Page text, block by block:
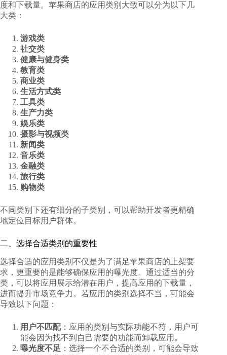
度和下载量。苹果商店的应用类别大致可以分为以下几
大类：
游戏类
社交类
健康与健身类
教育类
商业类
生活方式类
工具类
生产力类
娱乐类
摄影与视频类
新闻类
音乐类
金融类
旅行类
购物类
不同类别下还有细分的子类别，可以帮助开发者更精确
地定位目标用户群体。
二、选择合适类别的重要性
选择合适的应用类别不仅是为了满足苹果商店的上架要
求，更重要的是能够确保应用的曝光度。通过适当的分
类，可以将应用展示给潜在用户，提高应用的下载量，
进而提升市场竞争力。若应用的类别选择不当，可能会
导致以下问题：
用户不匹配：应用的类别与实际功能不符，用户可
能会因为找不到自己需要的功能而卸载应用。
曝光度不足 ：选择一个不合适的类别，可能会导致